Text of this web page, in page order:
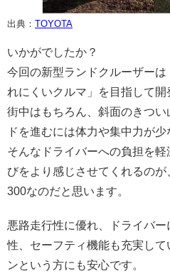
出典： TOYOTA
いかがでしたか？
今回の新型ランドクルーザー
れにくいクルマ」を目指して開
街中はもちろん、斜面のきつ
ドを進むには体力や集中力が少
そんなドライバーへの負担を
びをより感じさせてくれるの
300なのだと思います。
悪路走行性に優れ、ドライバ
性、セーフティ機能も充実し
ンという方にも安心です。